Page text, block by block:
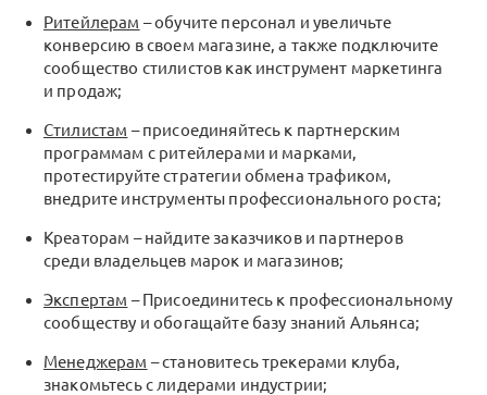
Ритейлерам – обучите персонал и увеличьте
конверсию в своем магазине, а также подключите
сообщество стилистов как инструмент маркетинга
и продаж;
Стилистам – присоединяйтесь к партнерским
программам с ритейлерами и марками,
протестируйте стратегии обмена трафиком,
внедрите инструменты профессионального роста;
Креаторам – найдите заказчиков и партнеров
среди владельцев марок и магазинов;
Экспертам – Присоединитесь к профессиональному
сообществу и обогащайте базу знаний Альянса;
Менеджерам – становитесь трекерами клуба,
знакомьтесь с лидерами индустрии;